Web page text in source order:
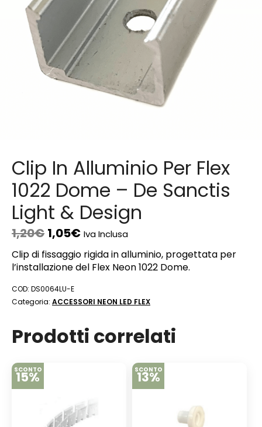
Clip In Alluminio Per Flex
1022 Dome – De Sanctis
Light & Design
1,20€ 1,05€ Iva Inclusa
Clip di fissaggio rigida in alluminio, progettata per
l’installazione del Flex Neon 1022 Dome.
COD: DS0064LU-E
Categoria: ACCESSORI NEON LED FLEX
Prodotti correlati
SCONTO
15% SCONTO
13%